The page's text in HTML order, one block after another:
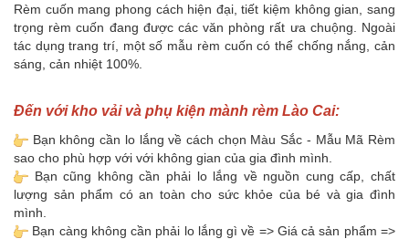
Rèm cuốn mang phong cách hiện đại, tiết kiệm không gian, sang
trọng rèm cuốn đang được các văn phòng rất ưa chuộng. Ngoài
tác dụng trang trí, một số mẫu rèm cuốn có thể chống nắng, cản
sáng, cản nhiệt 100%.
Đến với kho vải và phụ kiện mành rèm Lào Cai:
Bạn không cần lo lắng về cách chọn Màu Sắc - Mẫu Mã Rèm
sao cho phù hợp với với không gian của gia đình mình.
Bạn cũng không cần phải lo lắng về nguồn cung cấp, chất
lượng sản phẩm có an toàn cho sức khỏe của bé và gia đình
mình.
Bạn càng không cần phải lo lắng gì về => Giá cả sản phẩm =>